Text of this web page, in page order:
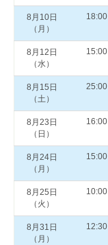
8月10日
（月）
18:00
8月12日
（水）
15:00
8月15日
（土）
25:00
8月23日
（日）
16:00
8月24日
（月）
15:00
8月25日
（火）
10:00
8月31日
（月）
12:30